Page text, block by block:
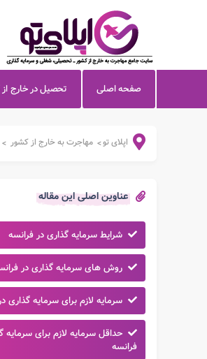
صفحه اصلی تحصیل در خارج
اپلای تو> مهاجرت به خارج از کشور >
عناوین اصلی این مقاله
شرایط سرمایه گذاری در فرانسه
روش های سرمایه گذاری در
سرمایه لازم برای سرمایه گذاری
حداقل سرمایه لازم برای سرمایه
فرانسه